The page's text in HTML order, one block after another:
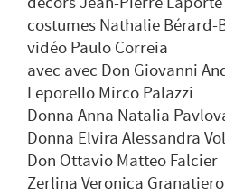
costumes Nathalie Bérard-
vidéo Paulo Correia
avec avec Don Giovanni
Leporello Mirco Palazzi
Donna Anna Natalia
Donna Elvira Alessandra
Don Ottavio Matteo Falcier
Zerlina Veronica Granatiero